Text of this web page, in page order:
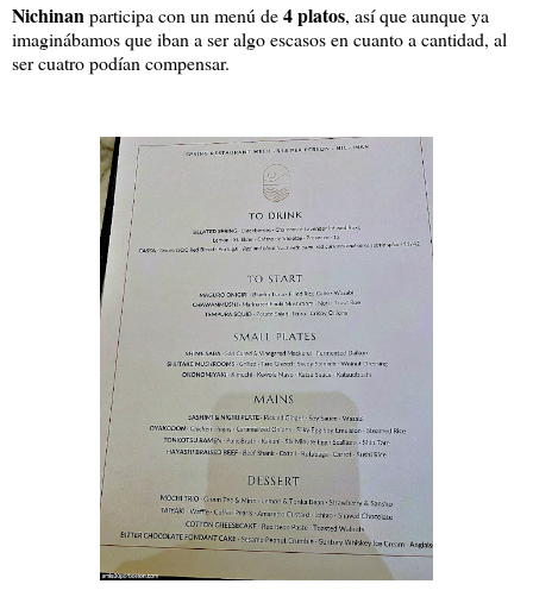
Nichinanparticipa con un menú de4 platos, así que aunque ya
imaginábamos que iban a ser algo escasos en cuanto a cantidad, al
ser cuatro podían compensar.